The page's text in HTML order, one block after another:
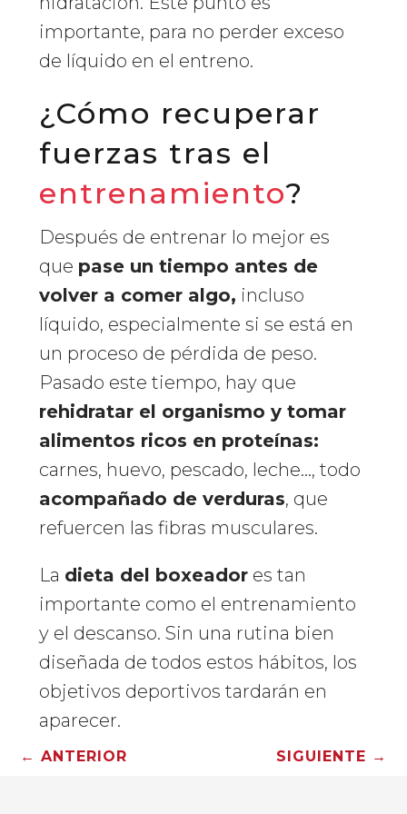
importante, para no perder exceso
de líquido en el entreno.
¿Cómo recuperar
fuerzas tras el
entrenamiento?
Después de entrenar lo mejor es
que pase un tiempo antes de
volver a comer algo, incluso
líquido, especialmente si se está en
un proceso de pérdida de peso.
Pasado este tiempo, hay que
rehidratar el organismo y tomar
alimentos ricos en proteínas:
carnes, huevo, pescado, leche…, todo
acompañado de verduras, que
refuercen las fibras musculares.
La dieta del boxeadores tan
importante como el entrenamiento
y el descanso. Sin una rutina bien
diseñada de todos estos hábitos, los
objetivos deportivos tardarán en
aparecer.
←ANTERIOR SIGUIENTE →